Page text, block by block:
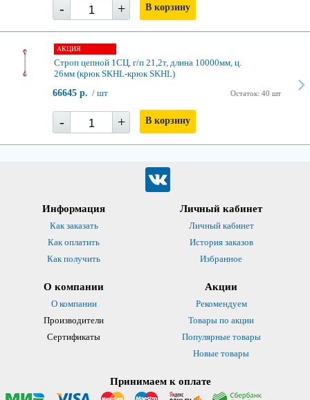
- + В корзину
АКЦИЯ
Строп цепной 1СЦ, г/п 21,2т, длина 10000мм, ц.
26мм (крюк SKHL-крюк SKHL)
Остаток: 40 шт
66645 р. / шт
- + В корзину
Информация
Как заказать
Как оплатить
Как получить
Личный кабинет
Личный кабинет
История заказов
Избранное
О компании
О компании
Производители
Сертификаты
Акции
Рекомендуем
Товары по акции
Популярные товары
Новые товары
Принимаем к оплате